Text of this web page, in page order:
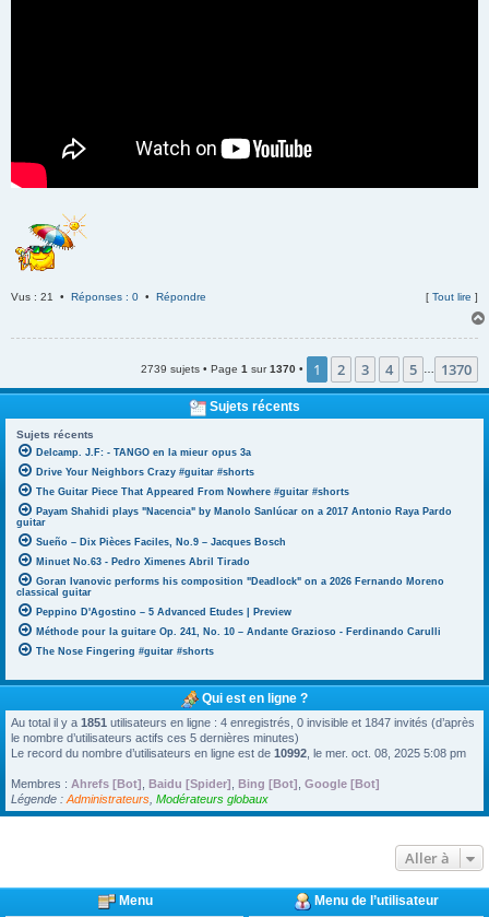
Vus : 21 • Réponses : 0 • Répondre [ Tout lire ]
2739 sujets • Page 1 sur1370 • 1 2 3 4 5 1370
Sujets récents
Sujets récents
Delcamp. J.F: - TANGO en la mieur opus 3a
Drive Your Neighbors Crazy #guitar #shorts
The Guitar Piece That Appeared From Nowhere #guitar #shorts
Payam Shahidi plays "Nacencia" by Manolo Sanlúcar on a 2017 Antonio Raya Pardo
guitar
Sueño – Dix Pièces Faciles, No.9 – Jacques Bosch
Minuet No.63 - Pedro Ximenes Abril Tirado
Goran Ivanovic performs his composition "Deadlock" on a 2026 Fernando Moreno
classical guitar
Peppino D'Agostino – 5 Advanced Etudes | Preview
Méthode pour la guitare Op. 241, No. 10 – Andante Grazioso - Ferdinando Carulli
The Nose Fingering #guitar #shorts
Qui est en ligne ?
Au total il y a 1851 utilisateurs en ligne : 4 enregistrés, 0 invisible et 1847 invités (d’après
le nombre d’utilisateurs actifs ces 5 dernières minutes)
Le record du nombre d’utilisateurs en ligne est de 10992 , le mer. oct. 08, 2025 5:08 pm
Membres : Ahrefs [Bot] Baidu [Spider] Bing [Bot] Google [Bot]
Légende : Administrateurs Modérateurs globaux
Aller à
Menu Menu de l’utilisateur